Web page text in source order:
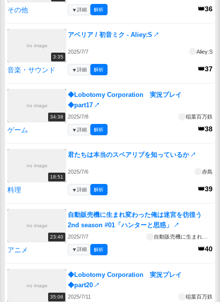
その他 👑36
▼詳細 解析
no image
3:35
アベリア / 初音ミク - Aliey:S ↗
2025/7/7 Aliey:S
音楽・サウンド 👑37
▼詳細 解析
no image
34:38
◆Lobotomy Corporation 実況プレイ
◆part17 ↗
2025/7/8 稲葉百万鉄
ゲーム 👑38
▼詳細 解析
no image
18:51
君たちは本当のスペアリブを知っているか ↗
2025/7/6 赤島
料理 👑39
▼詳細 解析
no image
23:40
自動販売機に生まれ変わった俺は迷宮を彷徨う
2nd season #01「ハンターと思惑」
↗
2025/7/7
アニメ 👑40
▼詳細 解析
no image
35:06
◆Lobotomy Corporation 実況プレイ
◆part20 ↗
2025/7/11 稲葉百万鉄